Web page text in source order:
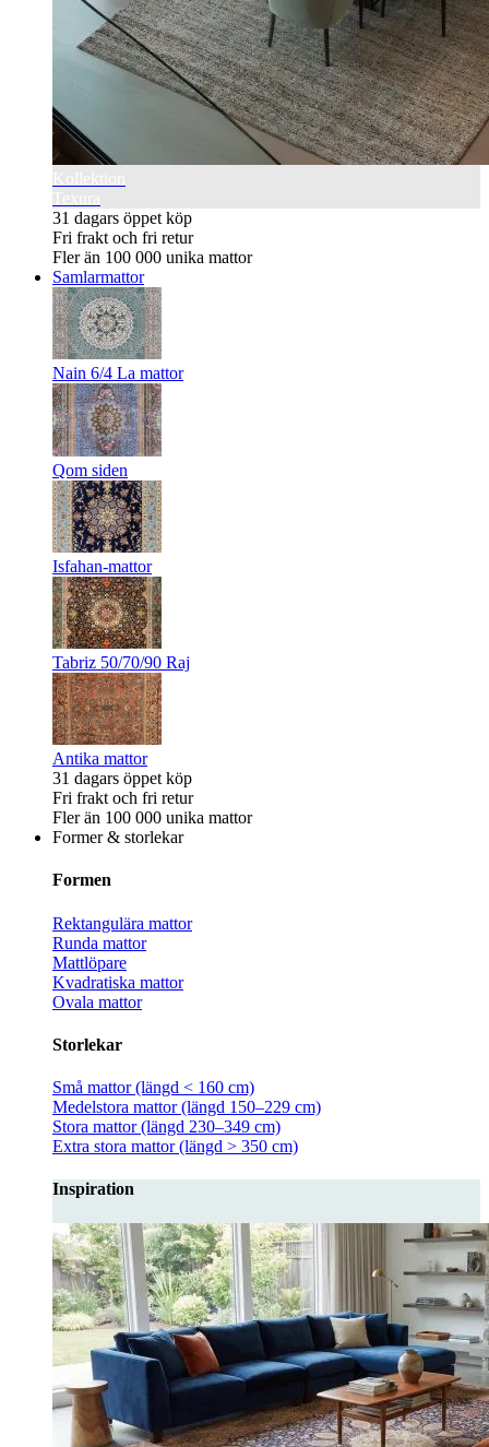
31 dagars öppet köp
Fri frakt och fri retur
Fler än 100 000 unika mattor
Samlarmattor
Nain 6/4 La mattor
Qom siden
Isfahan-mattor
Tabriz 50/70/90 Raj
Antika mattor
31 dagars öppet köp
Fri frakt och fri retur
Fler än 100 000 unika mattor
Former & storlekar
Formen
Rektangulära mattor
Runda mattor
Mattlöpare
Kvadratiska mattor
Ovala mattor
Storlekar
Små mattor (längd < 160 cm)
Medelstora mattor (längd 150–229 cm)
Stora mattor (längd 230–349 cm)
Extra stora mattor (längd > 350 cm)
Inspiration